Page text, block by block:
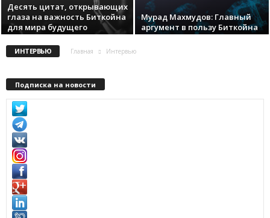
Десять цитат, открывающих
глаза на важность Биткойна
для мира будущего
Мурад Махмудов: Главный
аргумент в пользу Биткойна
ИНТЕРВЬЮ Главная Интервью
Подписка на новости